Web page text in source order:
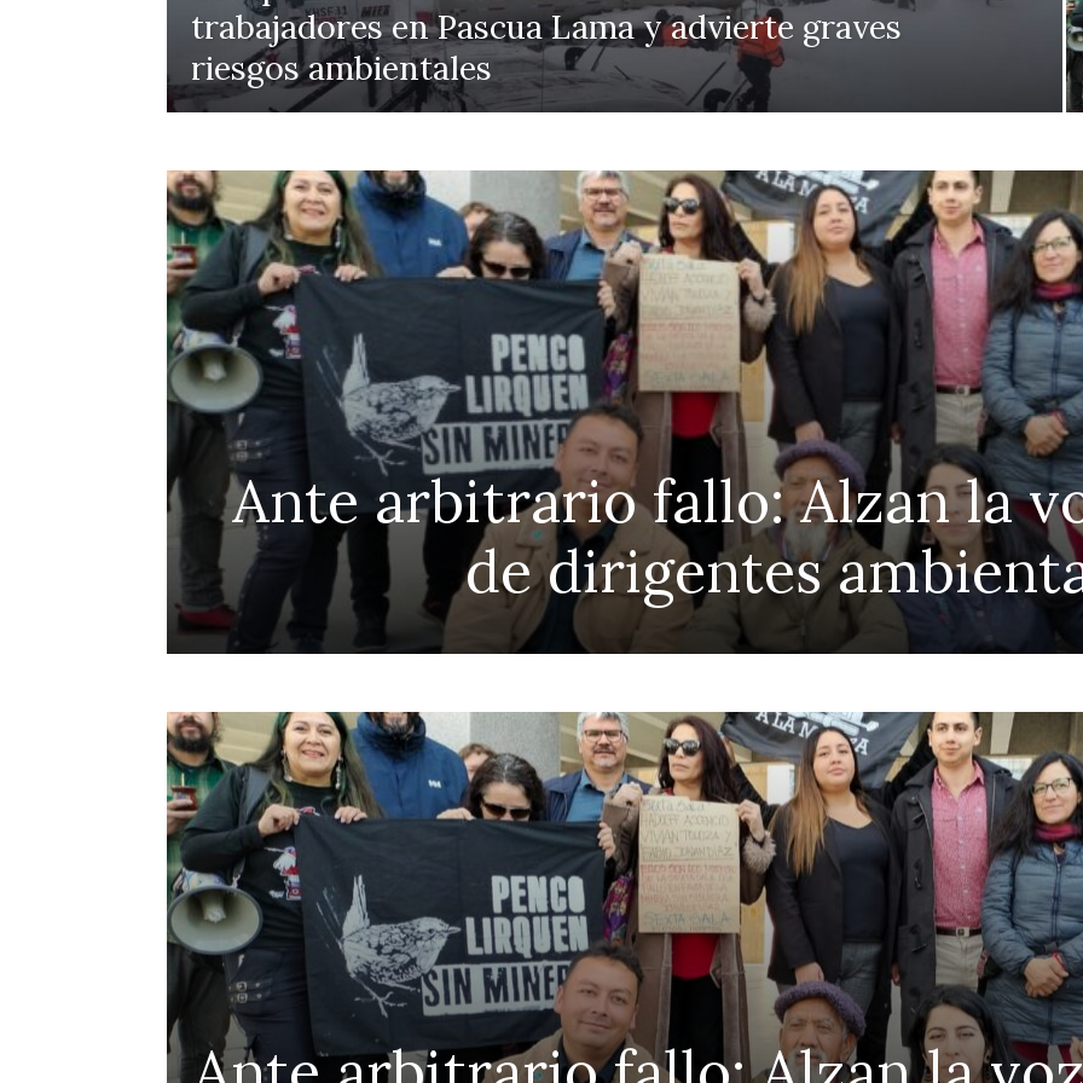
trabajadores en Pascua Lama y advierte graves
riesgos ambientales
Ante arbitrario fallo: Alzan la
de dirigentes